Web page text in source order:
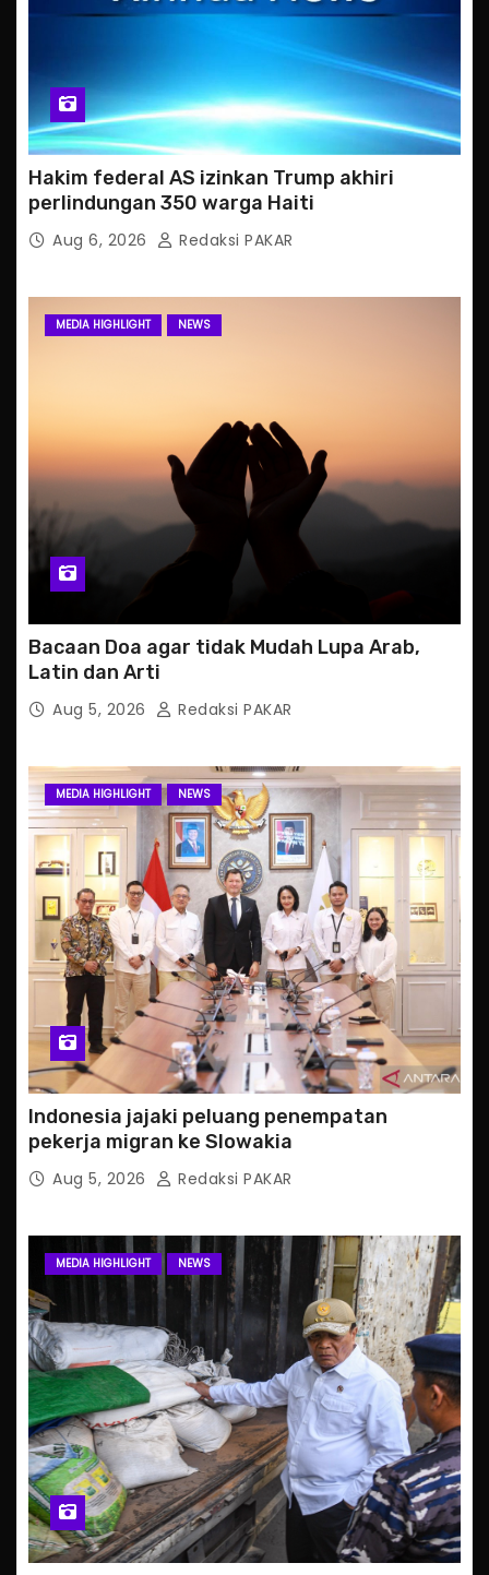
Hakim federal AS izinkan Trump akhiri
perlindungan 350 warga Haiti
Aug 6, 2026 Redaksi PAKAR
MEDIA HIGHLIGHT NEWS
Bacaan Doa agar tidak Mudah Lupa Arab,
Latin dan Arti
Aug 5, 2026 Redaksi PAKAR
MEDIA HIGHLIGHT NEWS
Indonesia jajaki peluang penempatan
pekerja migran ke Slowakia
Aug 5, 2026 Redaksi PAKAR
MEDIA HIGHLIGHT NEWS